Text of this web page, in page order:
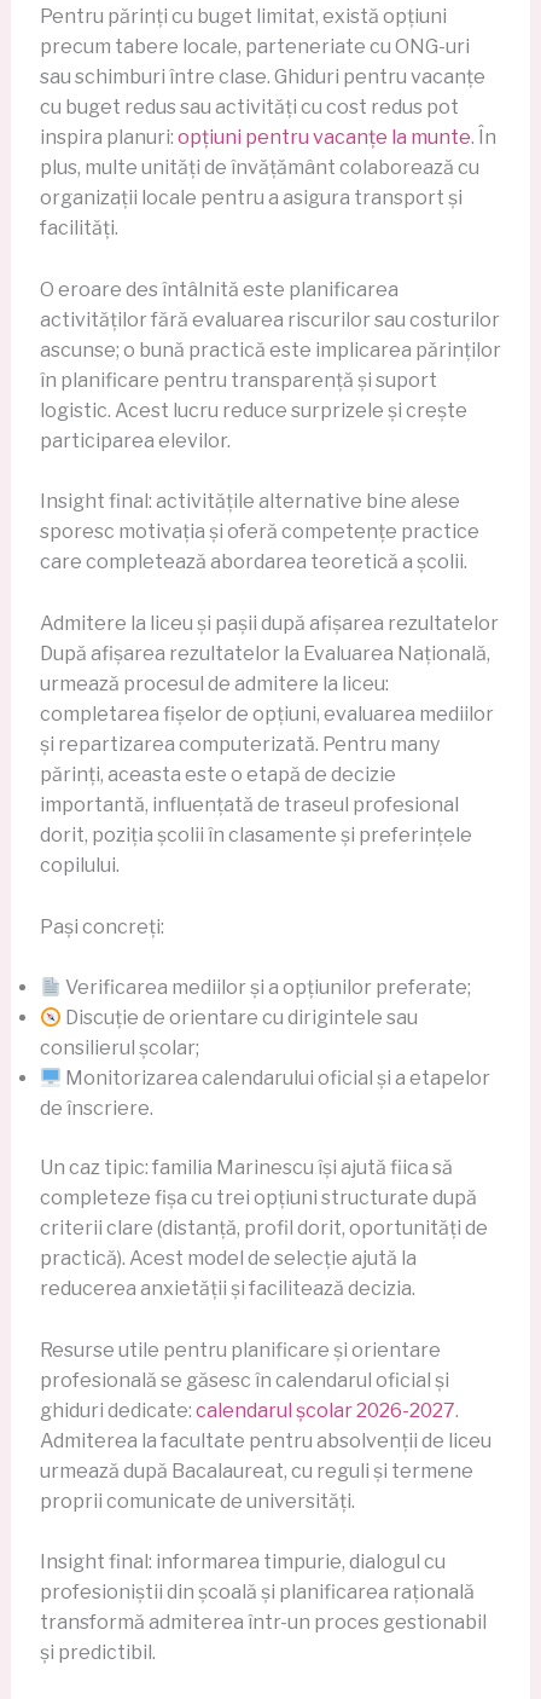
Pentru părinți cu buget limitat, există opțiuni
precum tabere locale, parteneriate cu ONG-uri
sau schimburi între clase. Ghiduri pentru vacanțe
cu buget redus sau activități cu cost redus pot
inspira planuri: opțiuni pentru vacanțe la munte. În
plus, multe unități de învățământ colaborează cu
organizații locale pentru a asigura transport și
facilități.
O eroare des întâlnită este planificarea
activităților fără evaluarea riscurilor sau costurilor
ascunse; o bună practică este implicarea părinților
în planificare pentru transparență și suport
logistic. Acest lucru reduce surprizele și crește
participarea elevilor.
Insight final: activitățile alternative bine alese
sporesc motivația și oferă competențe practice
care completează abordarea teoretică a școlii.
Admitere la liceu și pașii după afișarea rezultatelor
După afișarea rezultatelor la Evaluarea Națională,
urmează procesul de admitere la liceu:
completarea fișelor de opțiuni, evaluarea mediilor
și repartizarea computerizată. Pentru many
părinți, aceasta este o etapă de decizie
importantă, influențată de traseul profesional
dorit, poziția școlii în clasamente și preferințele
copilului.
Pași concreți:
Verificarea mediilor și a opțiunilor preferate;
Discuție de orientare cu dirigintele sau
consilierul școlar;
Monitorizarea calendarului oficial și a etapelor
de înscriere.
Un caz tipic: familia Marinescu își ajută fiica să
completeze fișa cu trei opțiuni structurate după
criterii clare (distanță, profil dorit, oportunități de
practică). Acest model de selecție ajută la
reducerea anxietății și facilitează decizia.
Resurse utile pentru planificare și orientare
profesională se găsesc în calendarul oficial și
ghiduri dedicate: calendarul școlar 2026-2027.
Admiterea la facultate pentru absolvenții de liceu
urmează după Bacalaureat, cu reguli și termene
proprii comunicate de universități.
Insight final: informarea timpurie, dialogul cu
profesioniștii din școală și planificarea rațională
transformă admiterea într-un proces gestionabil
și predictibil.